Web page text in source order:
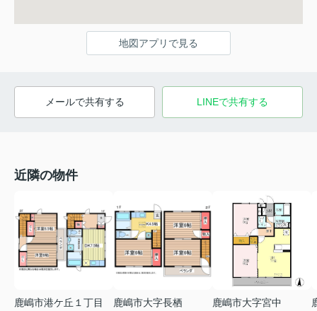
地図アプリで見る
メールで共有する LINEで共有する
近隣の物件
鹿嶋市港ケ丘１丁目
鹿嶋市大字長栖
鹿嶋市大字宮中